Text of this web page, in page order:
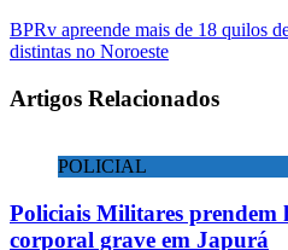
BPRv apreende mais de 18 quilos
distintas no Noroeste
Artigos Relacionados
POLICIAL
Policiais Militares prendem
corporal grave em Japurá